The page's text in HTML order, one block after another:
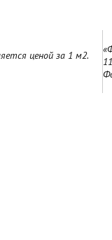
ценой за 1 м2.